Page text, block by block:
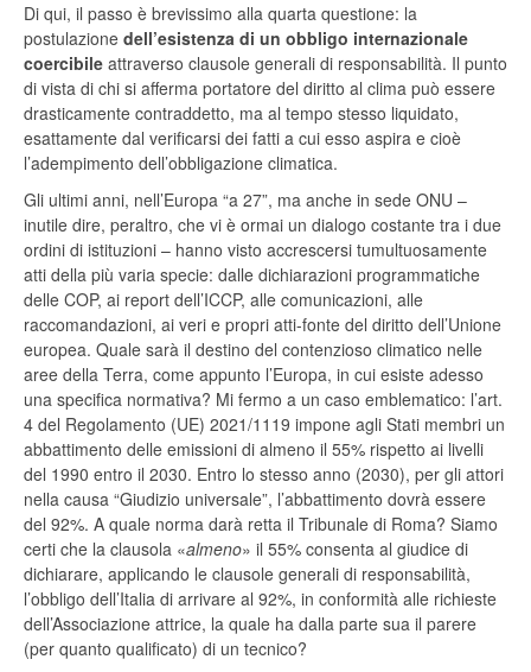
Di qui, il passo è brevissimo alla quarta questione: la
postulazione dell’esistenza di un obbligo internazionale
coercibile attraverso clausole generali di responsabilità. Il punto
di vista di chi si afferma portatore del diritto al clima può essere
drasticamente contraddetto, ma al tempo stesso liquidato,
esattamente dal verificarsi dei fatti a cui esso aspira e cioè
l’adempimento dell’obbligazione climatica.
Gli ultimi anni, nell’Europa “a 27”, ma anche in sede ONU –
inutile dire, peraltro, che vi è ormai un dialogo costante tra i due
ordini di istituzioni – hanno visto accrescersi tumultuosamente
atti della più varia specie: dalle dichiarazioni programmatiche
delle COP, ai report dell’ICCP, alle comunicazioni, alle
raccomandazioni, ai veri e propri atti-fonte del diritto dell’Unione
europea. Quale sarà il destino del contenzioso climatico nelle
aree della Terra, come appunto l’Europa, in cui esiste adesso
una specifica normativa? Mi fermo a un caso emblematico: l’art.
4 del Regolamento (UE) 2021/1119 impone agli Stati membri un
abbattimento delle emissioni di almeno il 55% rispetto ai livelli
del 1990 entro il 2030. Entro lo stesso anno (2030), per gli attori
nella causa “Giudizio universale”, l’abbattimento dovrà essere
del 92%. A quale norma darà retta il Tribunale di Roma? Siamo
certi che la clausola «almeno» il 55% consenta al giudice di
dichiarare, applicando le clausole generali di responsabilità,
l’obbligo dell’Italia di arrivare al 92%, in conformità alle richieste
dell’Associazione attrice, la quale ha dalla parte sua il parere
(per quanto qualificato) di un tecnico?